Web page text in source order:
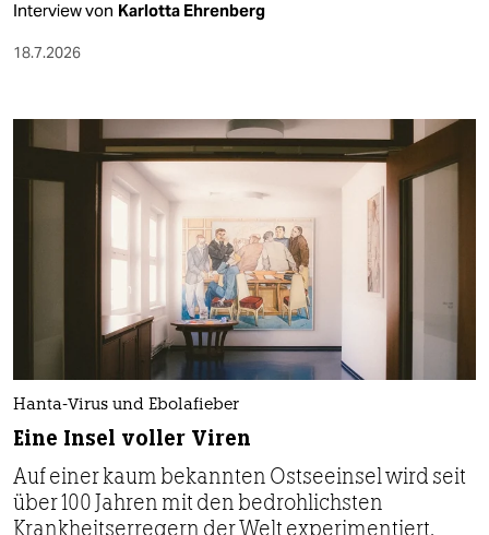
Interview von Karlotta Ehrenberg
18.7.2026
Hanta-Virus und Ebolafieber
Eine Insel voller Viren
Auf einer kaum bekannten Ostseeinsel wird seit
über 100 Jahren mit den bedrohlichsten
Krankheitserregern der Welt experimentiert.